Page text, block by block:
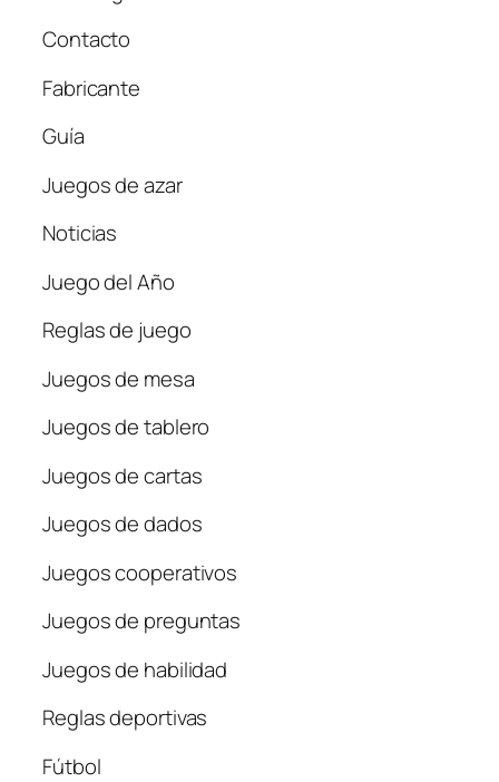
Contacto
Fabricante
Guía
Juegos de azar
Noticias
Juego del Año
Reglas de juego
Juegos de mesa
Juegos de tablero
Juegos de cartas
Juegos de dados
Juegos cooperativos
Juegos de preguntas
Juegos de habilidad
Reglas deportivas
Fútbol